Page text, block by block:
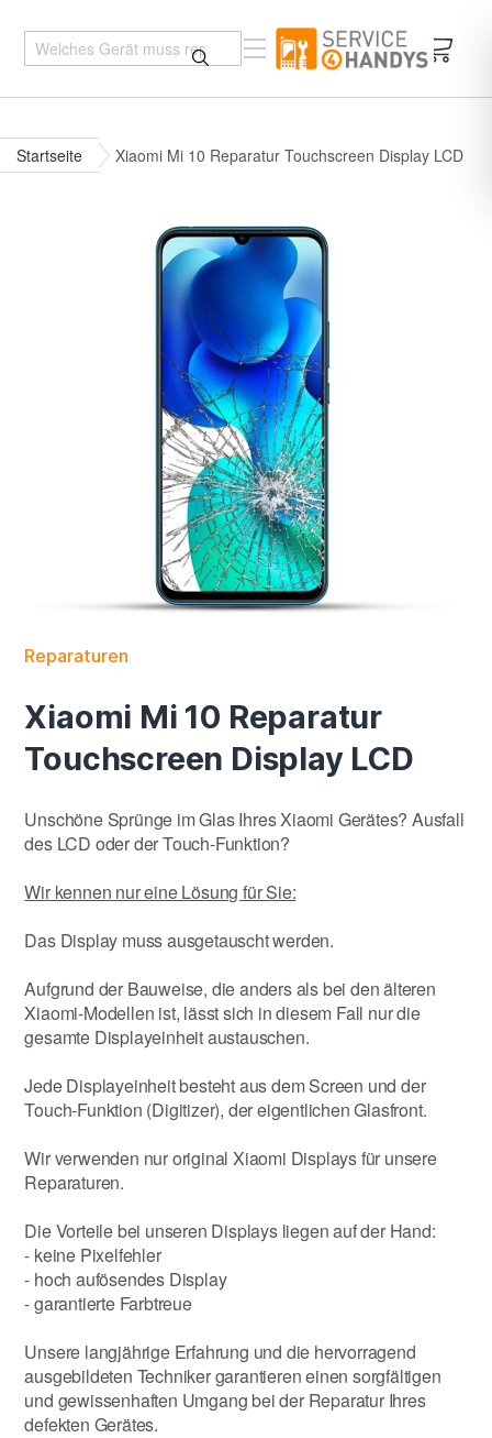
Startseite Xiaomi Mi 10 Reparatur Touchscreen Display LCD
Reparaturen
Xiaomi Mi 10 Reparatur
Touchscreen Display LCD
Unschöne Sprünge im Glas Ihres Xiaomi Gerätes? Ausfall
des LCD oder der Touch-Funktion?
Wir kennen nur eine Lösung für Sie:
Das Display muss ausgetauscht werden.
Aufgrund der Bauweise, die anders als bei den älteren
Xiaomi-Modellen ist, lässt sich in diesem Fall nur die
gesamte Displayeinheit austauschen.
Jede Displayeinheit besteht aus dem Screen und der
Touch-Funktion (Digitizer), der eigentlichen Glasfront.
Wir verwenden nur original Xiaomi Displays für unsere
Reparaturen.
Die Vorteile bei unseren Displays liegen auf der Hand:
- keine Pixelfehler
- hoch aufösendes Display
- garantierte Farbtreue
Unsere langjährige Erfahrung und die hervorragend
ausgebildeten Techniker garantieren einen sorgfältigen
und gewissenhaften Umgang bei der Reparatur Ihres
defekten Gerätes.